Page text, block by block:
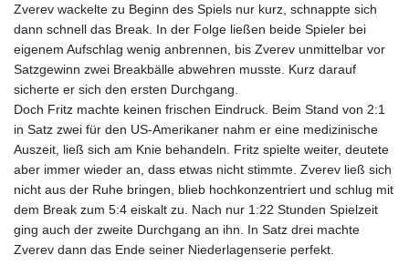
JMD 183.057725
JOD 0.819746
JPY 182.445186
KES 149.158147
KGS 101.104505
KHR 4681.941823
KMF 492.514185
KRW 1627.712241
KWD 0.356853
KYD 0.960588
KZT 540.233287
LAK 26025.676609
LBP
Zverev wackelte zu Beginn des Spiels nur kurz, schnappte sich
dann schnell das Break. In der Folge ließen beide Spieler bei
eigenem Aufschlag wenig anbrennen, bis Zverev unmittelbar vor
Satzgewinn zwei Breakbälle abwehren musste. Kurz darauf
sicherte er sich den ersten Durchgang.
Doch Fritz machte keinen frischen Eindruck. Beim Stand von 2:1
in Satz zwei für den US-Amerikaner nahm er eine medizinische
Auszeit, ließ sich am Knie behandeln. Fritz spielte weiter, deutete
aber immer wieder an, dass etwas nicht stimmte. Zverev ließ sich
nicht aus der Ruhe bringen, blieb hochkonzentriert und schlug mit
dem Break zum 5:4 eiskalt zu. Nach nur 1:22 Stunden Spielzeit
ging auch der zweite Durchgang an ihn. In Satz drei machte
Zverev dann das Ende seiner Niederlagenserie perfekt.